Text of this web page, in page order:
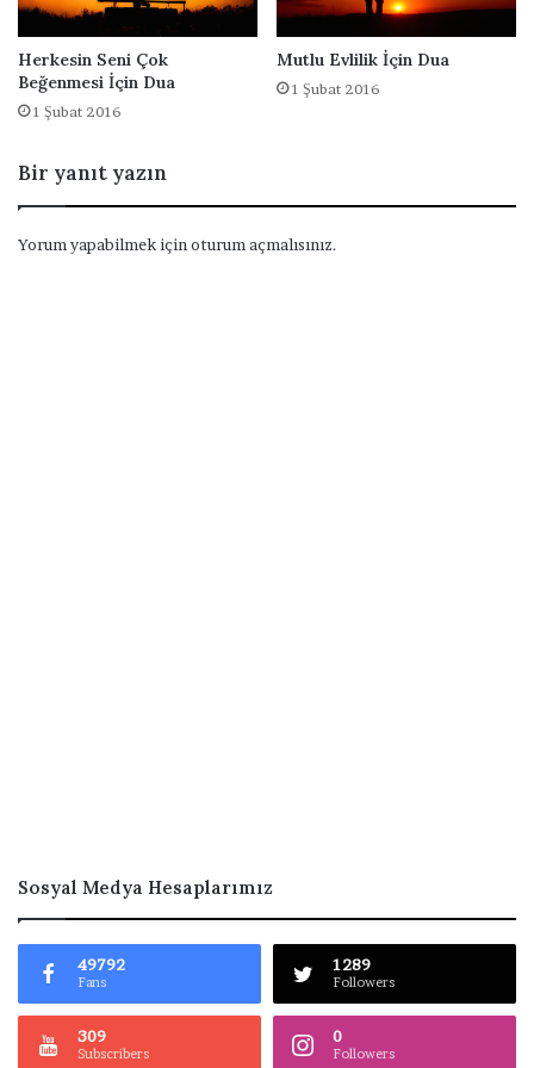
Herkesin Seni Çok
Beğenmesi İçin Dua
1 Şubat 2016
Mutlu Evlilik İçin Dua
1 Şubat 2016
Bir yanıt yazın
Yorum yapabilmek için oturum açmalısınız.
Sosyal Medya Hesaplarımız
49792
Fans
1289
Followers
309
Subscribers
0
Followers